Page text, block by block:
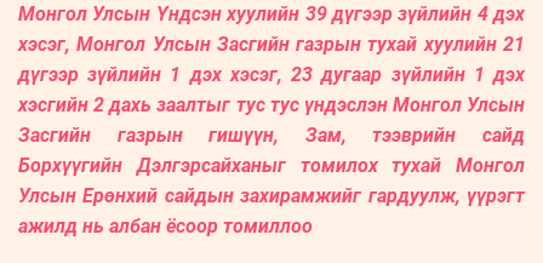
Монгол Улсын Үндсэн хуулийн 39 дүгээр зүйлийн 4 дэх
хэсэг, Монгол Улсын Засгийн газрын тухай хуулийн 21
дүгээр зүйлийн 1 дэх хэсэг, 23 дугаар зүйлийн 1 дэх
хэсгийн 2 дахь заалтыг тус тус үндэслэн Монгол Улсын
Засгийн газрын гишүүн, Зам, тээврийн сайд
Борхүүгийн Дэлгэрсайханыг томилох тухай Монгол
Улсын Ерөнхий сайдын захирамжийг гардуулж, үүрэгт
ажилд нь албан ёсоор томиллоо